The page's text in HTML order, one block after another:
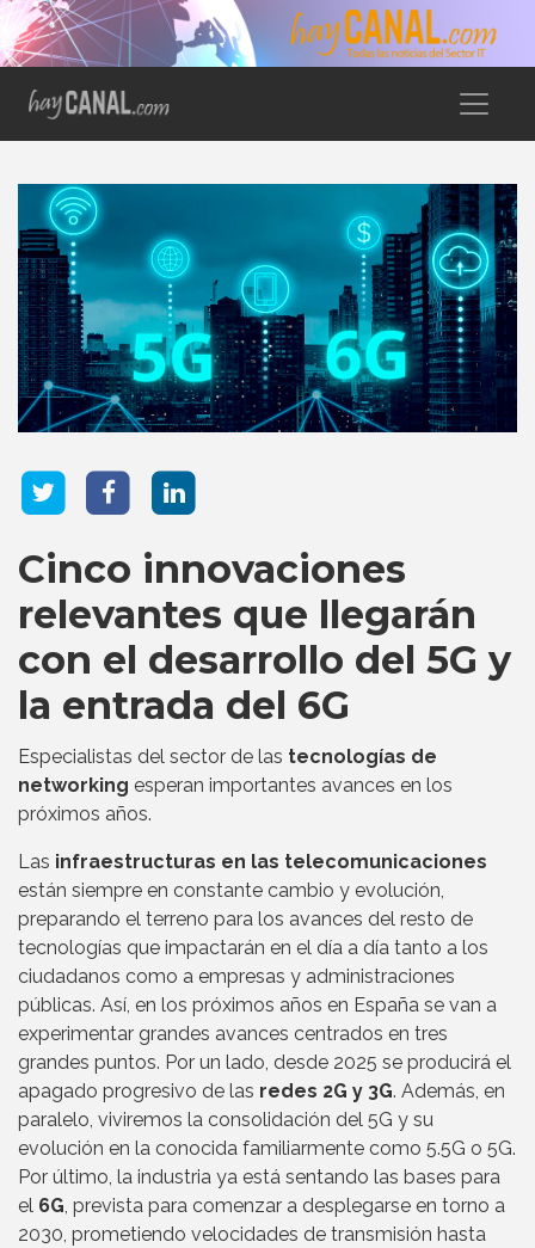
Cinco innovaciones
relevantes que llegarán
con el desarrollo del 5G y
la entrada del 6G
Especialistas del sector de las tecnologías de
networking esperan importantes avances en los
próximos años.
Las infraestructuras en las telecomunicaciones
están siempre en constante cambio y evolución,
preparando el terreno para los avances del resto de
tecnologías que impactarán en el día a día tanto a los
ciudadanos como a empresas y administraciones
públicas. Así, en los próximos años en España se van a
experimentar grandes avances centrados en tres
grandes puntos. Por un lado, desde 2025 se producirá el
apagado progresivo de las redes 2G y 3G. Además, en
paralelo, viviremos la consolidación del 5G y su
evolución en la conocida familiarmente como 5.5G o 5G.
Por último, la industria ya está sentando las bases para
el 6G, prevista para comenzar a desplegarse en torno a
2030, prometiendo velocidades de transmisión hasta